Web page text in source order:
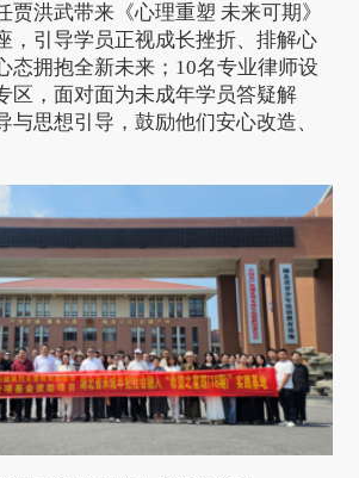
贾洪武带来《心理重塑 未来可期》
，引导学员正视成长挫折、排解心
态拥抱全新未来；10名专业律师设
区，面对面为未成年学员答疑解
与思想引导，鼓励他们安心改造、